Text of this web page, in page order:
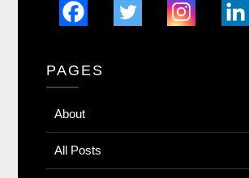
PAGES
About
All Posts